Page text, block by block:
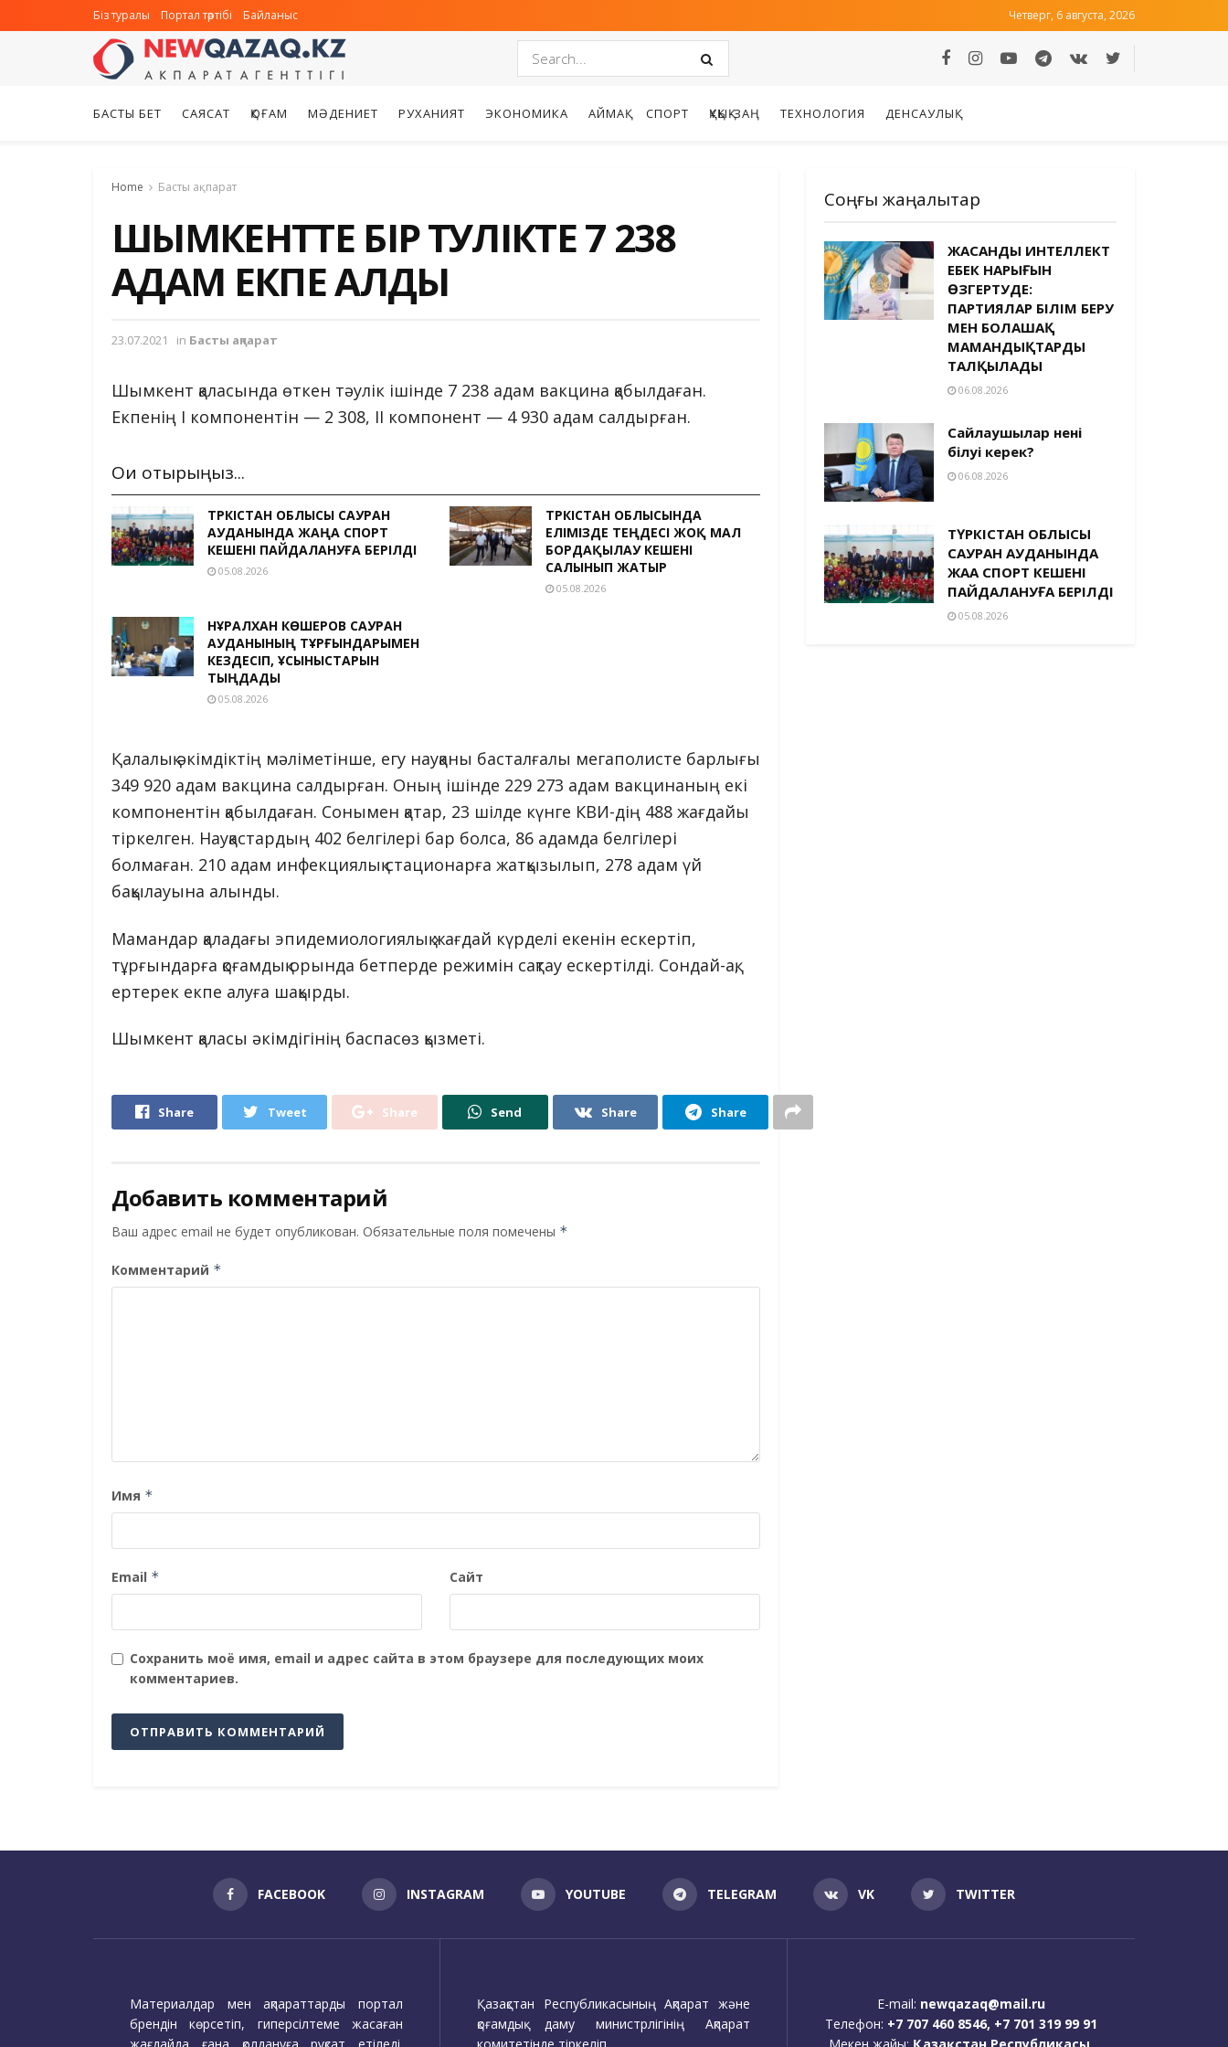
Біз туралы Портал тәртібі Байланыс Четверг, 6 августа, 2026
БАСТЫ БЕТ САЯСАТ ҚОҒАМ МӘДЕНИЕТ РУХАНИЯТ ЭКОНОМИКА АЙМАҚ СПОРТ ҚҰҚЫҚ-ЗАҢ ТЕХНОЛОГИЯ ДЕНСАУЛЫҚ
Home Басты ақпарат
ШЫМКЕНТТЕ БІР ТӘУЛІКТЕ 7 238
АДАМ ЕКПЕ АЛДЫ
23.07.2021 in Басты ақпарат
Шымкент қаласында өткен тәулік ішінде 7 238 адам вакцина қабылдаған.
Екпенің I компонентін — 2 308, II компонент — 4 930 адам салдырған.
Оқи отырыңыз...
ТҮРКІСТАН ОБЛЫСЫ САУРАН
АУДАНЫНДА ЖАҢА СПОРТ
КЕШЕНІ ПАЙДАЛАНУҒА БЕРІЛДІ
05.08.2026
ТҮРКІСТАН ОБЛЫСЫНДА
ЕЛІМІЗДЕ ТЕҢДЕСІ ЖОҚ МАЛ
БОРДАҚЫЛАУ КЕШЕНІ
САЛЫНЫП ЖАТЫР
05.08.2026
НҰРАЛХАН КӨШЕРОВ САУРАН
АУДАНЫНЫҢ ТҰРҒЫНДАРЫМЕН
КЕЗДЕСІП, ҰСЫНЫСТАРЫН
ТЫҢДАДЫ
05.08.2026
Қалалық әкімдіктің мәліметінше, егу науқаны басталғалы мегаполисте барлығы
349 920 адам вакцина салдырған. Оның ішінде 229 273 адам вакцинаның екі
компонентін қабылдаған. Сонымен қатар, 23 шілде күнге КВИ-дің 488 жағдайы
тіркелген. Науқастардың 402 белгілері бар болса, 86 адамда белгілері
болмаған. 210 адам инфекциялық стационарға жатқызылып, 278 адам үй
бақылауына алынды.
Мамандар қаладағы эпидемиологиялық жағдай күрделі екенін ескертіп,
тұрғындарға қоғамдық орында бетперде режимін сақтау ескертілді. Сондай-ақ,
ертерек екпе алуға шақырды.
Шымкент қаласы әкімдігінің баспасөз қызметі.
Share Tweet Share Send Share Share
Добавить комментарий
Ваш адрес email не будет опубликован. Обязательные поля помечены *
Комментарий *
Имя *
Email * Сайт
Сохранить моё имя, email и адрес сайта в этом браузере для последующих моих
комментариев.
Соңғы жаңалықтар
ЖАСАНДЫ ИНТЕЛЛЕКТ
ЕҢБЕК НАРЫҒЫН
ӨЗГЕРТУДЕ:
ПАРТИЯЛАР БІЛІМ БЕРУ
МЕН БОЛАШАҚ
МАМАНДЫҚТАРДЫ
ТАЛҚЫЛАДЫ
06.08.2026
Сайлаушылар нені
білуі керек?
06.08.2026
ТҮРКІСТАН ОБЛЫСЫ
САУРАН АУДАНЫНДА
ЖАҢА СПОРТ КЕШЕНІ
ПАЙДАЛАНУҒА БЕРІЛДІ
05.08.2026
FACEBOOK INSTAGRAM YOUTUBE TELEGRAM VK TWITTER
Материалдар мен ақпараттарды портал
брендін көрсетіп, гиперсілтеме жасаған
Қазақстан Республикасының Ақпарат және
қоғамдық даму министрлігінің Ақпарат
E-mail: newqazaq@mail.ru
Телефон: +7 707 460 8546, +7 701 319 99 91